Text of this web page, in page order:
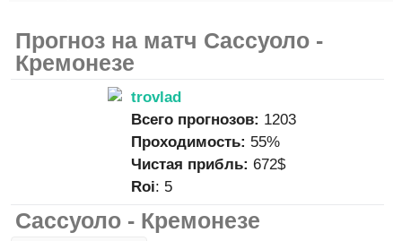
Прогноз на матч Сассуоло -
Кремонезе
trovlad
Всего прогнозов: 1203
Проходимость: 55%
Чистая прибль: 672$
Roi: 5
Сассуоло - Кремонезе